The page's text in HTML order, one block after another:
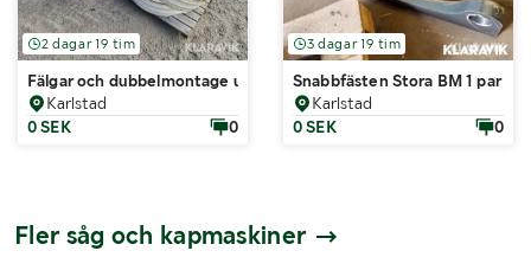
2 dagar 19 tim
Fälgar och dubbelmontage utr Valmet 13.6-36 Valmet 305
Karlstad
0 SEK
0
3 dagar 19 tim
Snabbfästen Stora BM 1 par
Karlstad
0 SEK
0
Fler såg och kapmaskiner